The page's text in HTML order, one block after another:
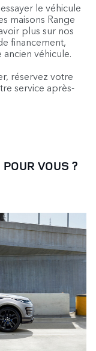
le véhicule
maisons Range
plus sur nos
financement,
véhicule.
réservez votre
service après-
VOUS ?